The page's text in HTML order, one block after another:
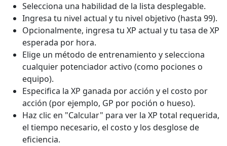
Selecciona una habilidad de la lista desplegable.
Ingresa tu nivel actual y tu nivel objetivo (hasta 99).
Opcionalmente, ingresa tu XP actual y tu tasa de XP
esperada por hora.
Elige un método de entrenamiento y selecciona
cualquier potenciador activo (como pociones o
equipo).
Especifica la XP ganada por acción y el costo por
acción (por ejemplo, GP por poción o hueso).
Haz clic en "Calcular" para ver la XP total requerida,
el tiempo necesario, el costo y los desglose de
eficiencia.